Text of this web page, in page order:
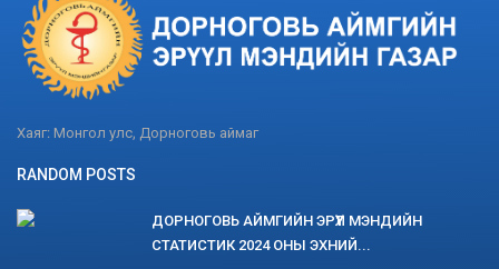
Хаяг: Монгол улс, Дорноговь аймаг
RANDOM POSTS
ДОРНОГОВЬ АЙМГИЙН ЭРҮҮЛ МЭНДИЙН
СТАТИСТИК 2024 ОНЫ ЭХНИЙ...